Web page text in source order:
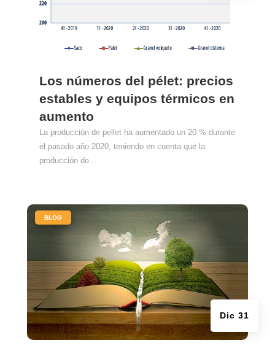
Los números del pélet: precios
estables y equipos térmicos en
aumento
La producción de pellet ha aumentado un 20 % durante
el pasado año 2020, teniendo en cuenta que la
producción de...
Dic 31
BLOG